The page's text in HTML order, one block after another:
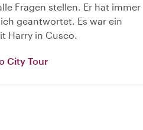
Fragen stellen. Er hat immer
geantwortet. Es war ein
Harry in Cusco.
City Tour